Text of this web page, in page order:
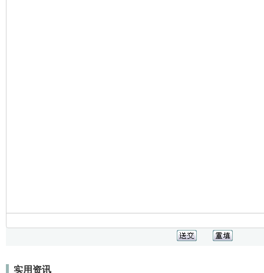
实用资讯